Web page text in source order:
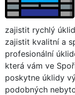
zajistit rychlý
zajistit kvalitní a
profesionální
která vám ve
poskytne úklidy
podobných